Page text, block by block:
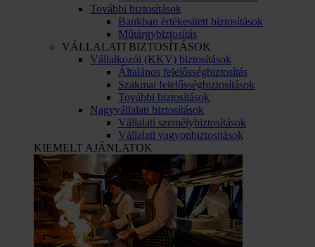
További biztosítások
Bankban értékesített biztosítások
Műtárgybiztosítás
VÁLLALATI BIZTOSÍTÁSOK
Vállalkozói (KKV) biztosítások
Általános felelősségbiztosítás
Szakmai felelősségbiztosítások
További biztosítások
Nagyvállalati biztosítások
Vállalati személybiztosítások
Vállalati vagyonbiztosítások
KIEMELT AJÁNLATOK